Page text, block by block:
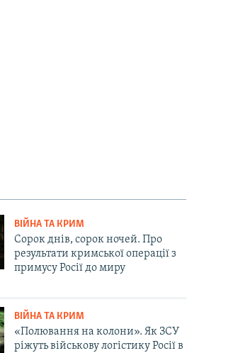
ВІЙНА ТА КРИМ
Сорок днів, сорок ночей. Про
результати кримської операції з
примусу Росії до миру
ВІЙНА ТА КРИМ
«Полювання на колони». Як ЗСУ
ріжуть військову логістику Росії в